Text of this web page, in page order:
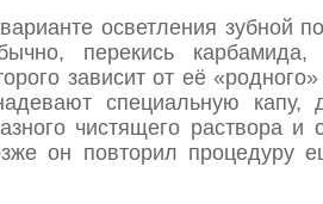
осветления зубной
перекись карбамида,
зависит от её
специальную капу,
чистящего раствора и
он повторил процедуру